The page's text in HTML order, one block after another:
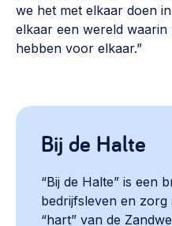
we het met elkaar doen
elkaar een wereld
hebben voor elkaar.”
Bij de Halte
“Bij de Halte” is een
bedrijfsleven en
“hart” van de